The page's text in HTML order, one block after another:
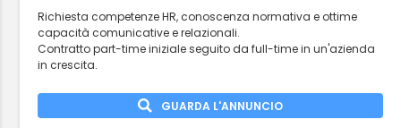
Richiesta competenze HR, conoscenza normativa e ottime
capacità comunicative e relazionali.
Contratto part-time iniziale seguito da full-time in un'azienda
in crescita.
GUARDA L'ANNUNCIO